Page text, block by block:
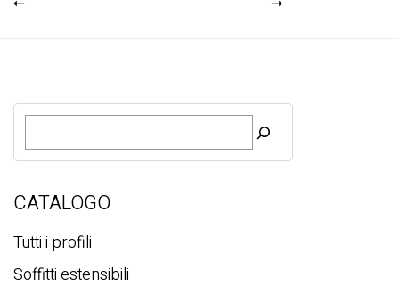
R
c
r
a
CATALOGO
Tutti i profili
Soffitti estensibili